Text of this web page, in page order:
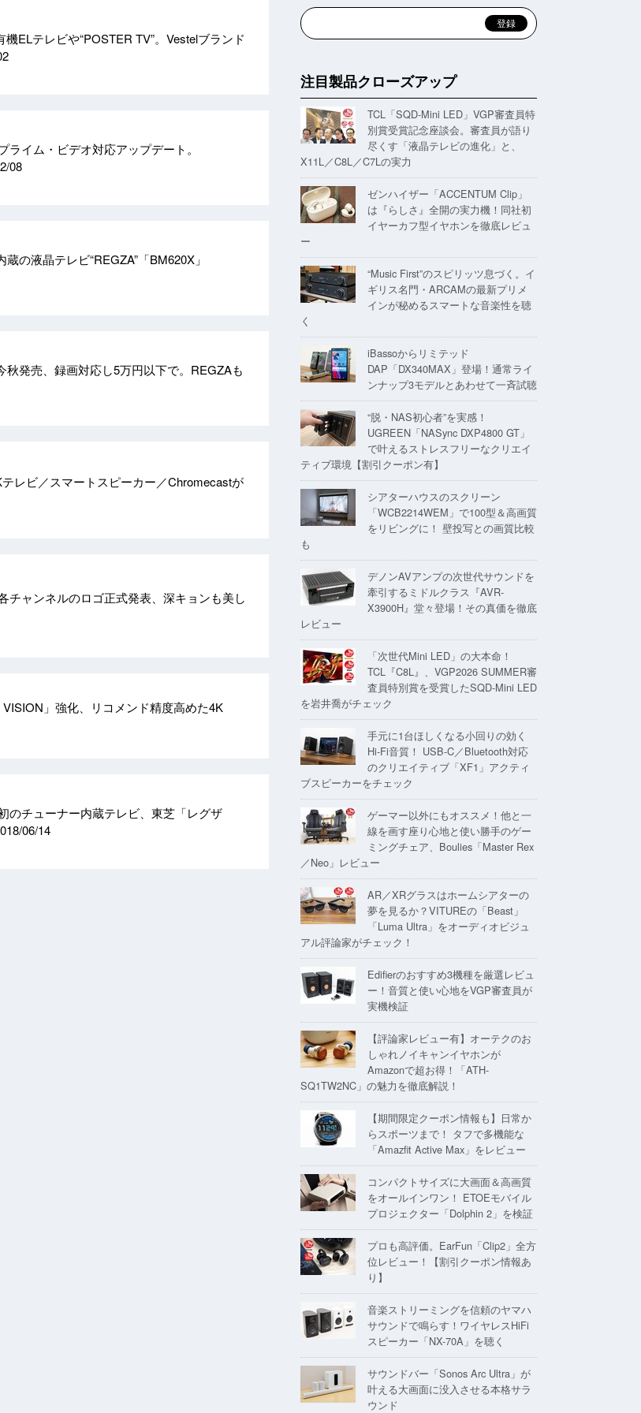
ELテレビや“POSTER TV”。Vestelブランド
イム・ビデオ対応アップデート。
08
の液晶テレビ“REGZA”「BM620X」
発売、録画対応し5万円以下で。REGZAも
レビ／スマートスピーカー／Chromecastが
チャンネルのロゴ正式発表、深キョンも美し
」強化、リコメンド精度高めた4K
のチューナー内蔵テレビ、東芝「レグザ
06/14
注目製品クローズアップ
TCL「SQD-Mini LED」VGP審査員特
別賞受賞記念座談会。審査員が語り
尽くす「液晶テレビの進化」と、
X11L／C8L／C7Lの実力
ゼンハイザー「ACCENTUM Clip」
は『らしさ』全開の実力機！同社初
イヤーカフ型イヤホンを徹底レビュ
ー
“Music First”のスピリッツ息づく。イ
ギリス名門・ARCAMの最新プリメ
インが秘めるスマートな音楽性を聴
く
iBassoからリミテッド
DAP「DX340MAX」登場！通常ライ
ンナップ3モデルとあわせて一斉試聴
“脱・NAS初心者”を実感！
UGREEN「NASync DXP4800 GT」
で叶えるストレスフリーなクリエイ
ティブ環境【割引クーポン有】
シアターハウスのスクリーン
「WCB2214WEM」で100型＆高画質
をリビングに！ 壁投写との画質比較
も
デノンAVアンプの次世代サウンドを
牽引するミドルクラス『AVR-
X3900H』堂々登場！その真価を徹底
レビュー
「次世代Mini LED」の大本命！
TCL『C8L』、VGP2026 SUMMER審
査員特別賞を受賞したSQD-Mini LED
を岩井喬がチェック
手元に1台ほしくなる小回りの効く
Hi-Fi音質！ USB-C／Bluetooth対応
のクリエイティブ「XF1」アクティ
ブスピーカーをチェック
ゲーマー以外にもオススメ！他と一
線を画す座り心地と使い勝手のゲー
ミングチェア、Boulies「Master Rex
／Neo」レビュー
AR／XRグラスはホームシアターの
夢を見るか？VITUREの「Beast」
「Luma Ultra」をオーディオビジュ
アル評論家がチェック！
Edifierのおすすめ3機種を厳選レビュ
ー！音質と使い心地をVGP審査員が
実機検証
【評論家レビュー有】オーテクのお
しゃれノイキャンイヤホンが
Amazonで超お得！「ATH-
SQ1TW2NC」の魅力を徹底解説！
【期間限定クーポン情報も】日常か
らスポーツまで！ タフで多機能な
「Amazfit Active Max」をレビュー
コンパクトサイズに大画面＆高画質
をオールインワン！ ETOEモバイル
プロジェクター「Dolphin 2」を検証
プロも高評価。EarFun「Clip2」全方
位レビュー！【割引クーポン情報あ
り】
音楽ストリーミングを信頼のヤマハ
サウンドで鳴らす！ワイヤレスHiFi
スピーカー「NX-70A」を聴く
サウンドバー「Sonos Arc Ultra」が
叶える大画面に没入させる本格サラ
ウンド